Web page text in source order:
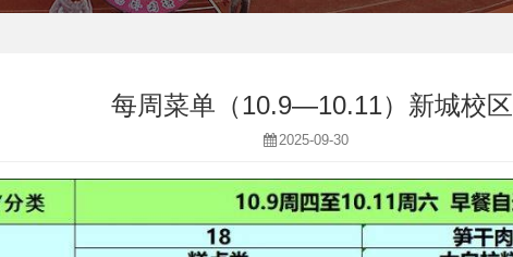
每周菜单（10.9—10.11）新城校区
2025-09-30